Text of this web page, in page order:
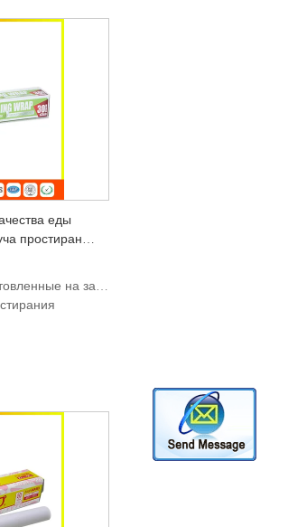
еды
простирания
на заказ требования